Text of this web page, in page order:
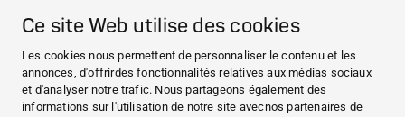
Ce site Web utilise des cookies
Les cookies nous permettent de personnaliser le contenu et les
annonces, d'offrirdes fonctionnalités relatives aux médias sociaux
et d'analyser notre trafic. Nous partageons également des
informations sur l'utilisation de notre site avecnos partenaires de
App Veroval® medi.connect
CONTACT
Medi.connect Login
Contact
A PROPOS DE HARTMANN
PRODUITS